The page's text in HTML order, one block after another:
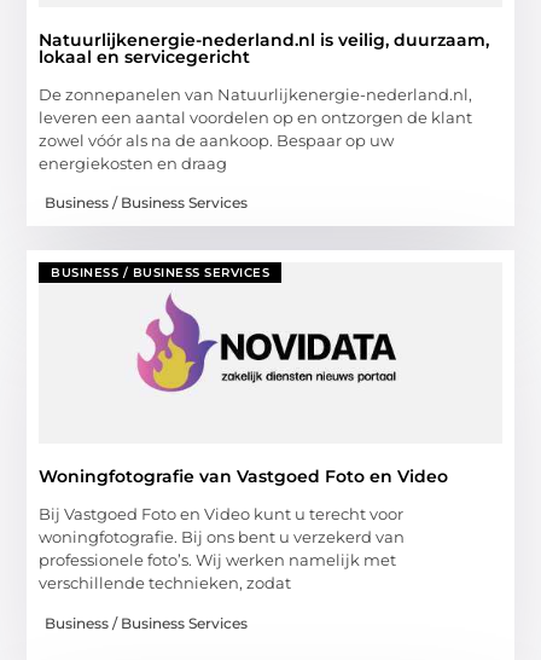
Natuurlijkenergie-nederland.nl is veilig, duurzaam,
lokaal en servicegericht
De zonnepanelen van Natuurlijkenergie-nederland.nl,
leveren een aantal voordelen op en ontzorgen de klant
zowel vóór als na de aankoop. Bespaar op uw
energiekosten en draag
Business / Business Services
BUSINESS / BUSINESS SERVICES
Woningfotografie van Vastgoed Foto en Video
Bij Vastgoed Foto en Video kunt u terecht voor
woningfotografie. Bij ons bent u verzekerd van
professionele foto’s. Wij werken namelijk met
verschillende technieken, zodat
Business / Business Services